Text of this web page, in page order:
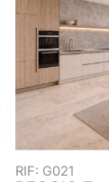
RIF: G021